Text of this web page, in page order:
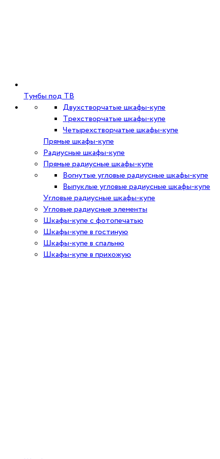
Тумбы под ТВ
Двухстворчатые шкафы-купе
Трехстворчатые шкафы-купе
Четырехстворчатые шкафы-купе
Прямые шкафы-купе
Радиусные шкафы-купе
Прямые радиусные шкафы-купе
Вогнутые угловые радиусные шкафы-купе
Выпуклые угловые радиусные шкафы-купе
Угловые радиусные шкафы-купе
Угловые радиусные элементы
Шкафы-купе с фотопечатью
Шкафы-купе в гостиную
Шкафы-купе в спальню
Шкафы-купе в прихожую